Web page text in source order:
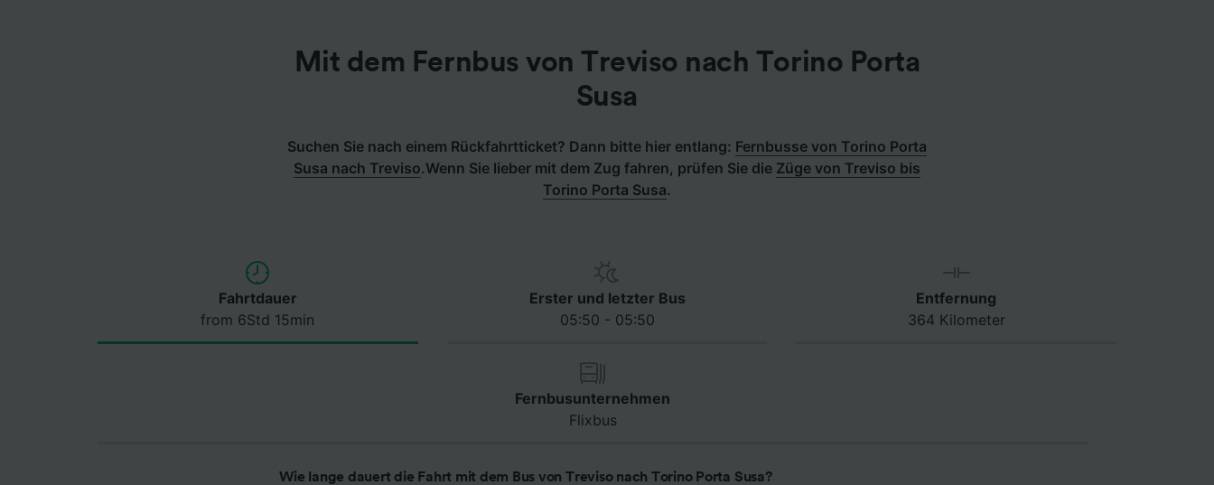
Mit dem Fernbus von Treviso nach Torino Porta
Susa
Suchen Sie nach einem Rückfahrtticket? Dann bitte hier entlang: Fernbusse von Torino Porta
Susa nach Treviso.Wenn Sie lieber mit dem Zug fahren, prüfen Sie die Züge von Treviso bis
Torino Porta Susa.
Fahrtdauer
from 6Std 15min
Erster und letzter Bus
05:50 - 05:50
Entfernung
364 Kilometer
Fernbusunternehmen
Flixbus
Wie lange dauert die Fahrt mit dem Bus von Treviso nach Torino Porta Susa?